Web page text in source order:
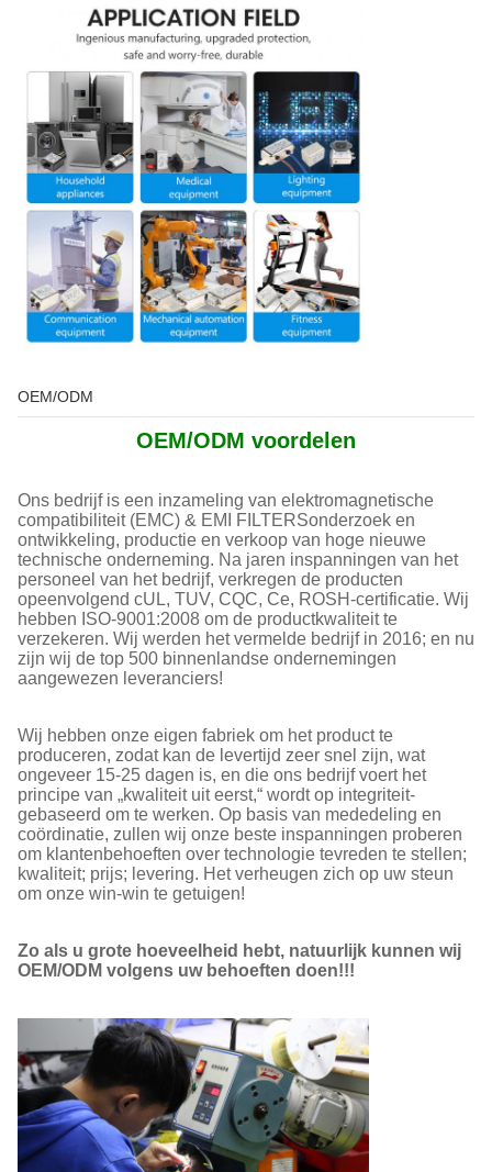
OEM/ODM
OEM/ODM voordelen
Ons bedrijf is een inzameling van elektromagnetische
compatibiliteit (EMC) & EMI FILTERSonderzoek en
ontwikkeling, productie en verkoop van hoge nieuwe
technische onderneming. Na jaren inspanningen van het
personeel van het bedrijf, verkregen de producten
opeenvolgend cUL, TUV, CQC, Ce, ROSH-certificatie. Wij
hebben ISO-9001:2008 om de productkwaliteit te
verzekeren. Wij werden het vermelde bedrijf in 2016; en nu
zijn wij de top 500 binnenlandse ondernemingen
aangewezen leveranciers!
Wij hebben onze eigen fabriek om het product te
produceren, zodat kan de levertijd zeer snel zijn, wat
ongeveer 15-25 dagen is, en die ons bedrijf voert het
principe van „kwaliteit uit eerst,“ wordt op integriteit-
gebaseerd om te werken. Op basis van mededeling en
coördinatie, zullen wij onze beste inspanningen proberen
om klantenbehoeften over technologie tevreden te stellen;
kwaliteit; prijs; levering. Het verheugen zich op uw steun
om onze win-win te getuigen!
Zo als u grote hoeveelheid hebt, natuurlijk kunnen wij
OEM/ODM volgens uw behoeften doen!!!